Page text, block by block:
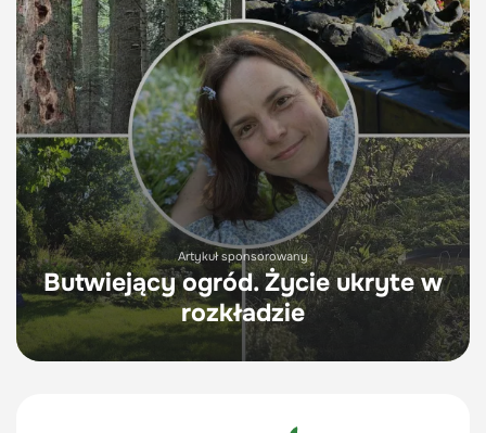
Artykuł sponsorowany
Butwiejący ogród. Życie ukryte w
rozkładzie